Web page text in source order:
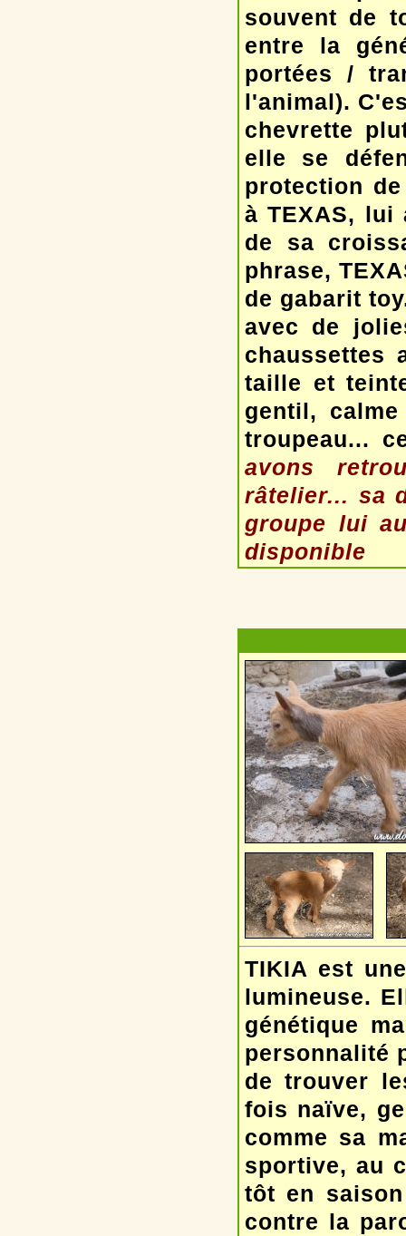
souvent de
entre la
portées /
l'animal).
chevrette
elle se
protection
à TEXAS,
de sa
phrase,
de gabarit
avec de
chaussettes
taille et
gentil,
troupeau...
avons
râtelier... sa
groupe lui
disponible
TIKIA est
lumineuse.
génétique
personnalité
de trouver
fois naïve,
comme sa
sportive, au
tôt en saison
contre la